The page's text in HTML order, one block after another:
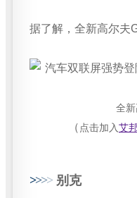
据了解，全新高尔夫
全
（ 点击加入艾
>>>> 别克